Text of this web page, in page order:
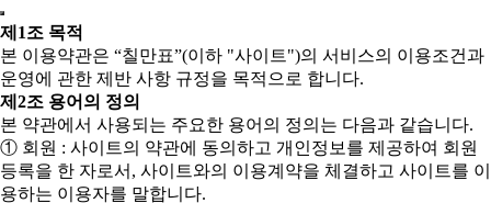
제1조 목적
본 이용약관은 “칠만표”(이하 "사이트")의 서비스의 이용조건과
운영에 관한 제반 사항 규정을 목적으로 합니다.
제2조 용어의 정의
본 약관에서 사용되는 주요한 용어의 정의는 다음과 같습니다.
① 회원 : 사이트의 약관에 동의하고 개인정보를 제공하여 회원
등록을 한 자로서, 사이트와의 이용계약을 체결하고 사이트를 이
용하는 이용자를 말합니다.